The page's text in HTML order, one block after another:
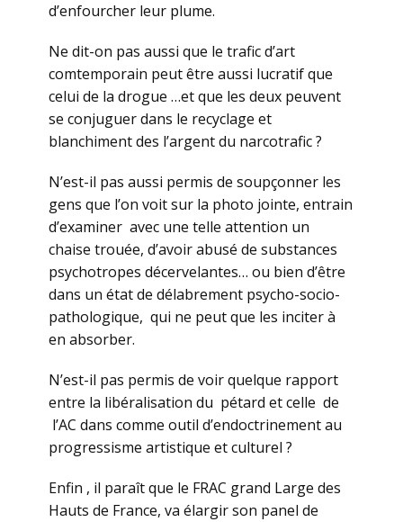
d’enfourcher leur plume.
Ne dit-on pas aussi que le trafic d’art
comtemporain peut être aussi lucratif que
celui de la drogue …et que les deux peuvent
se conjuguer dans le recyclage et
blanchiment des l’argent du narcotrafic ?
N’est-il pas aussi permis de soupçonner les
gens que l’on voit sur la photo jointe, entrain
d’examiner avec une telle attention un
chaise trouée, d’avoir abusé de substances
psychotropes décervelantes… ou bien d’être
dans un état de délabrement psycho-socio-
pathologique, qui ne peut que les inciter à
en absorber.
N’est-il pas permis de voir quelque rapport
entre la libéralisation du pétard et celle de
l’AC dans comme outil d’endoctrinement au
progressisme artistique et culturel ?
Enfin , il paraît que le FRAC grand Large des
Hauts de France, va élargir son panel de